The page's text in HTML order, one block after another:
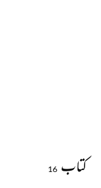
کتاب 16